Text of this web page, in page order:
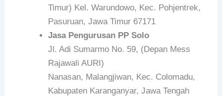
Timur) Kel. Warundowo, Kec. Pohjentrek,
Pasuruan, Jawa Timur 67171
Jasa Pengurusan PP Solo
Jl. Adi Sumarmo No. 59, (Depan Mess
Rajawali AURI)
Nanasan, Malangjiwan, Kec. Colomadu,
Kabupaten Karanganyar, Jawa Tengah